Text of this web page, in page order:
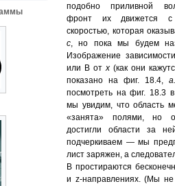
подобно приливной
фронт их движется с
скоростью, которая
с, но пока мы будем
Изображение
или В отх (как они
показано на фиг. 18.4,
посмотреть на фиг. 18.3
мы увидим, что область
«занята» полями, но
достигли области за
подчеркиваем — мы
лист заряжен, а
В простираются
и z-направлениях. (Мы